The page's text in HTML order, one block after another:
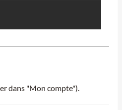
dans "Mon compte").